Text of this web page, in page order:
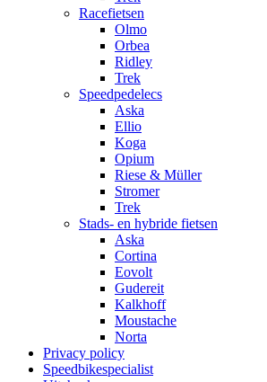
Racefietsen
Olmo
Orbea
Ridley
Trek
Speedpedelecs
Aska
Ellio
Koga
Opium
Riese & Müller
Stromer
Trek
Stads- en hybride fietsen
Aska
Cortina
Eovolt
Gudereit
Kalkhoff
Moustache
Norta
Privacy policy
Speedbikespecialist